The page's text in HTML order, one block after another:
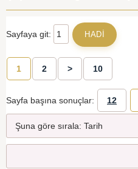
Sayfaya git:
1 2 > 10
Sayfa başına sonuçlar: 12